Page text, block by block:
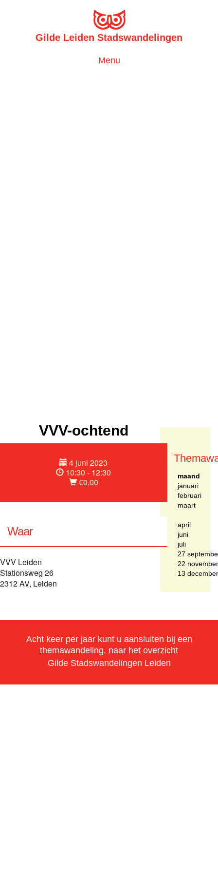
Gilde Leiden Stadswandelingen
Toggle
Menu
VVV-ochtend
4 juni 2023
10:30 - 12:30
€0,00
Waar
VVV Leiden
Stationsweg 26
2312 AV, Leiden
maand
januari
februari
maart
april
juni
juli
27
22 november
13 december
Acht keer per jaar kunt u aansluiten bij een
themawandeling. naar het overzicht
Gilde Stadswandelingen Leiden